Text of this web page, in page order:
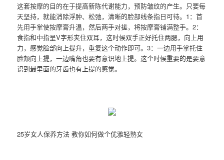
这套按摩的目的在于提高新陈代谢能力，预防皱纹的产生。只要每
天坚持，就能消除浮肿、松弛，清晰的脸部线条指日可待。1：首
先用手掌使按摩膏升温，然后两手对搓，将按摩膏铺满整手。2：
食指和中指呈V字形夹住双耳，这时候双手正好托住两腮，向上用
力，感觉脸部向上提升，重复这个动作即可。3：一边用手掌托住
脸颊向上提，一边嘴角也要有意识地上提。这个时候重要的是要意
识到最里面的牙齿也有上提的感觉。
25岁女人保养方法 教你如何做个优雅轻熟女